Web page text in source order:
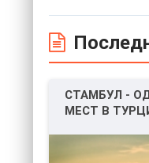
СТАМБУЛ -
МЕСТ В